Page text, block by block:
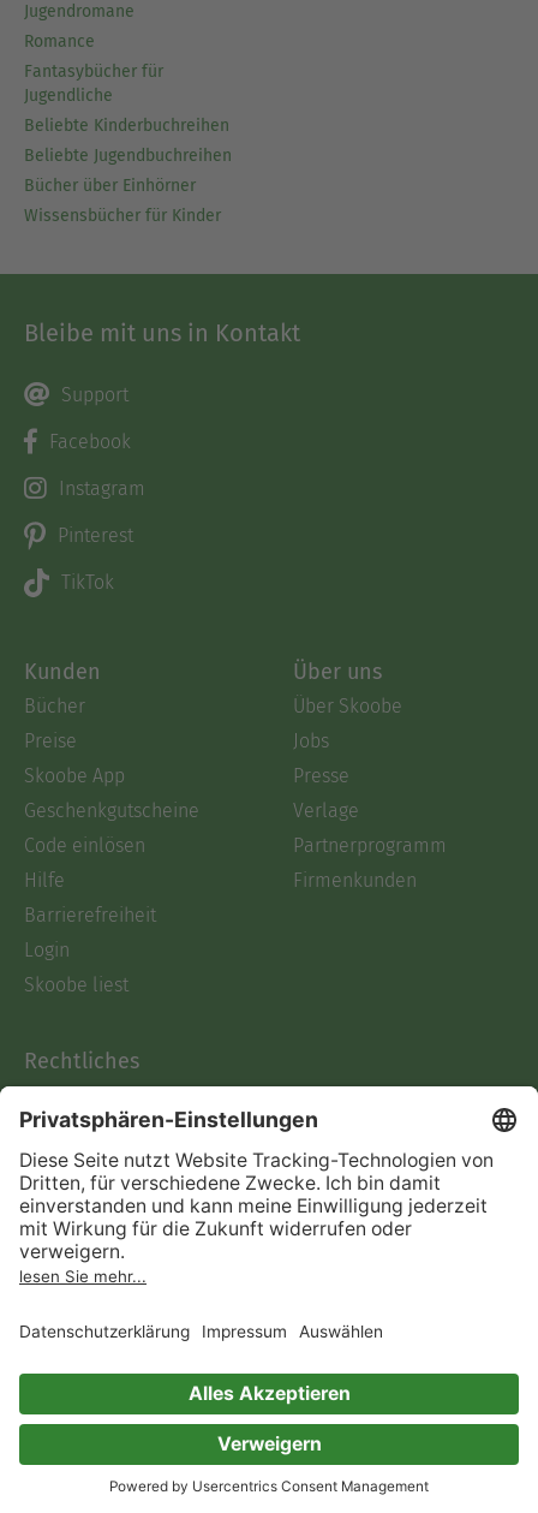
Jugendromane
Romance
Fantasybücher für
Jugendliche
Beliebte Kinderbuchreihen
Beliebte Jugendbuchreihen
Bücher über Einhörner
Wissensbücher für Kinder
Bleibe mit uns in Kontakt
Support
Facebook
Instagram
Pinterest
TikTok
Kunden
Bücher
Preise
Skoobe App
Geschenkgutscheine
Code einlösen
Hilfe
Barrierefreiheit
Login
Skoobe liest
Über uns
Über Skoobe
Jobs
Presse
Verlage
Partnerprogramm
Firmenkunden
Rechtliches
AGB
Informationen nach Data
Act
Verträge hier kündigen
Impressum
Immer ein gutes Buch